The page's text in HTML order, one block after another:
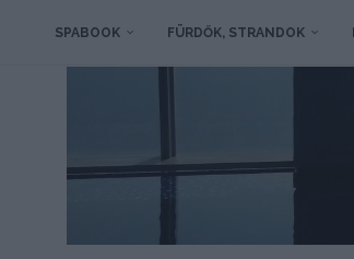
SPABOOK FÜRDŐK, STRANDOK